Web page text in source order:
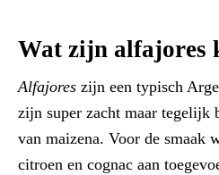
Wat zijn alfajores
Alfajores zijn een typisch
zijn super zacht maar tegelijk
van maizena. Voor de smaak
citroen en cognac aan